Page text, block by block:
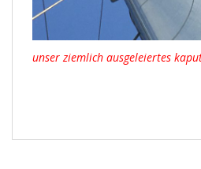
unser ziemlich ausgeleiertes